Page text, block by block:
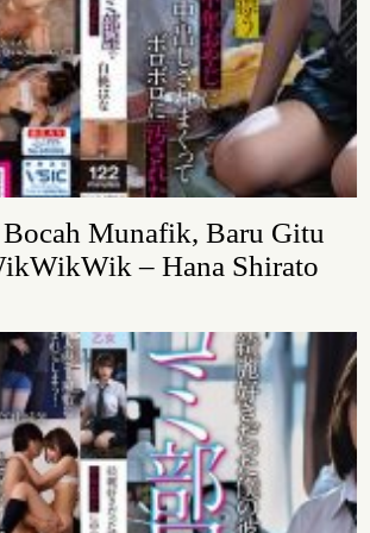
Munafik, Baru Gitu
– Hana Shirato